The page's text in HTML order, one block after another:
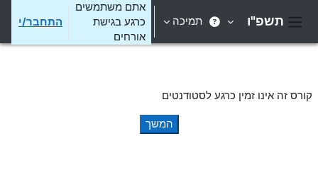
תשפ"ו תמיכה
אתם משתמשים
כרגע בגישת
אורחים
התחבר/י
קורס זה אינו זמין כרגע לסטודנטים
המשך